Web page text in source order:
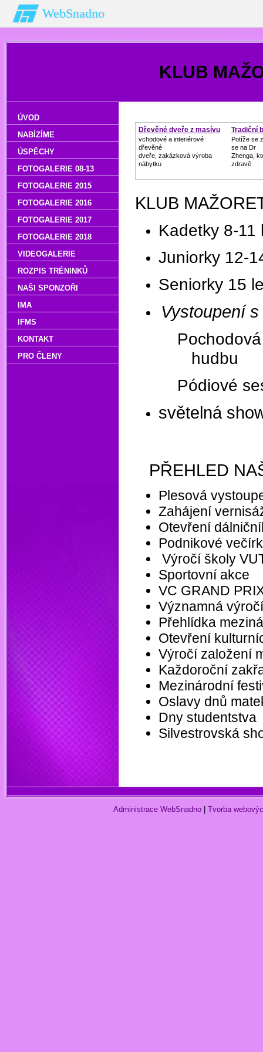
WebSnadno
KLUB
Dřevěné dveře z masívu
vchodové a interiérové
dřevěné
dveře, zakázková výroba
nábytku
Tradiční
Potíže se
se na Dr
Zhenga,
zdravě
KLUB
Kadetky 8-11
Juniorky 12-
Seniorky 15
Vystoupení
hudbu
Pódiové
světelná
PŘEHLED
Plesová
Zahájení
Otevření
Podnikové
Výročí školy
Sportovní akce
VC GRAND
Významná
Přehlídka
Otevření
Výročí založení
Každoroční
Mezinárodní
Oslavy dnů
Dny studentstva
Silvestrovská
ÚVOD
NABÍZÍME
ÚSPĚCHY
FOTOGALERIE 08-13
FOTOGALERIE 2015
FOTOGALERIE 2016
FOTOGALERIE 2017
FOTOGALERIE 2018
VIDEOGALERIE
ROZPIS TRÉNINKŮ
NAŠI SPONZOŘI
IMA
IFMS
KONTAKT
PRO ČLENY
Administrace WebSnadno Tvorba